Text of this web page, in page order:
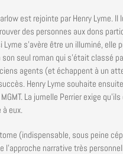
est rejointe par Henry Lyme.
des personnes aux dons
s’avère être un illuminé, elle
son seul roman qui s’était classé
agents (et échappent à un
Henry Lyme souhaite
La jumelle Perrier exige
à eux.
(indispensable, sous peine
l’approche narrative très